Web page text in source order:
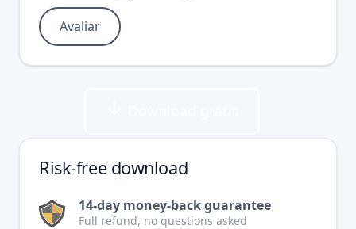
Risk-free download
14-day money-back guarantee
Full refund, no questions asked